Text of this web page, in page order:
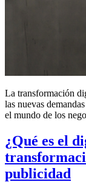
La transformación
las nuevas
el mundo de los
¿Qué es el
publicidad